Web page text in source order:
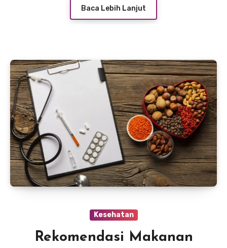
Baca Lebih Lanjut
Kesehatan
Rekomendasi Makanan